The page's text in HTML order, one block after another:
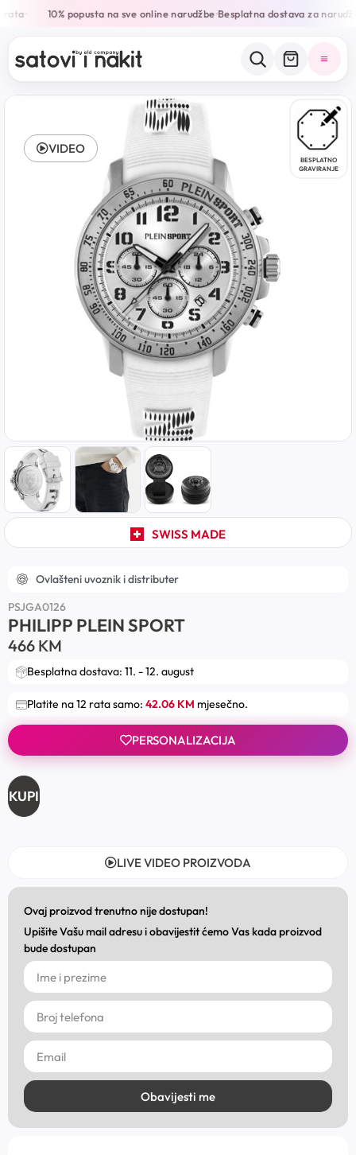
• 10% popusta na sve online narudžbe•Besplatna dostava za
BESPLATNO
GRAVIRANJE
SWISS MADE
VIDEO
Ovlašteni uvoznik i distributer
PSJGA0126
PHILIPP PLEIN SPORT
466 KM
Besplatna dostava: 11. - 12. august
Platite na 12 rata samo: 42.06 KM mjesečno.
PERSONALIZACIJA
KUPI
LIVE VIDEO PROIZVODA
Ovaj proizvod trenutno nije dostupan!
Upišite Vašu mail adresu i obavijestit ćemo Vas kada proizvod
bude dostupan
Obavijesti me